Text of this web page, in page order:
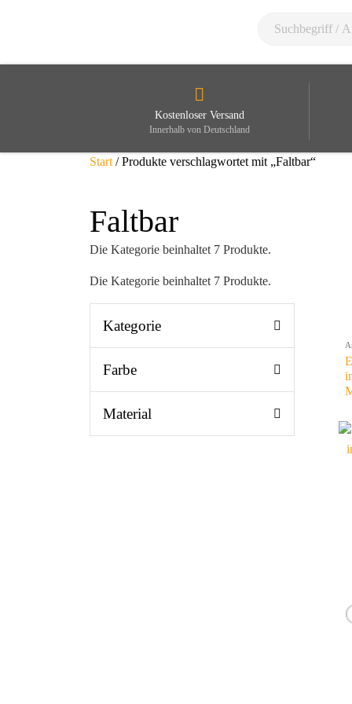
Kostenloser Versand
Innerhalb von Deutschland
Start / Produkte verschlagwortet mit „Faltbar“
Faltbar
Die Kategorie beinhaltet 7 Produkte.
Die Kategorie beinhaltet 7 Produkte.
Kategorie
Farbe
Material